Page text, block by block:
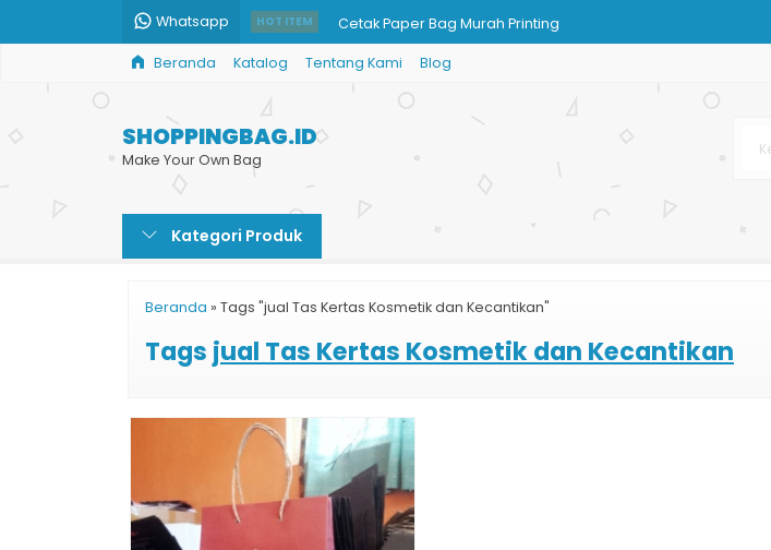
Whatsapp HOT ITEM Cetak Paper Bag Murah Printing
Jual Paper Bag Murah Coklat
Shopping Bag Butik Hijab
Paper Bag Restoran
Shopping Bag Souvenir
Beranda Katalog Tentang Kami Blog
SHOPPINGBAG.ID
Make Your Own Bag
Kategori Produk
Beranda » Tags "jual Tas Kertas Kosmetik dan Kecantikan"
Tags jual Tas Kertas Kosmetik dan Kecantikan